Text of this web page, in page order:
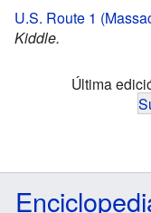
U.S. Route 1
Kiddle.
Última